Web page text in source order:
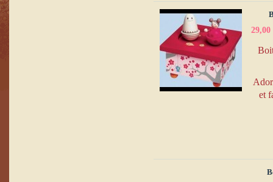
29,00
et